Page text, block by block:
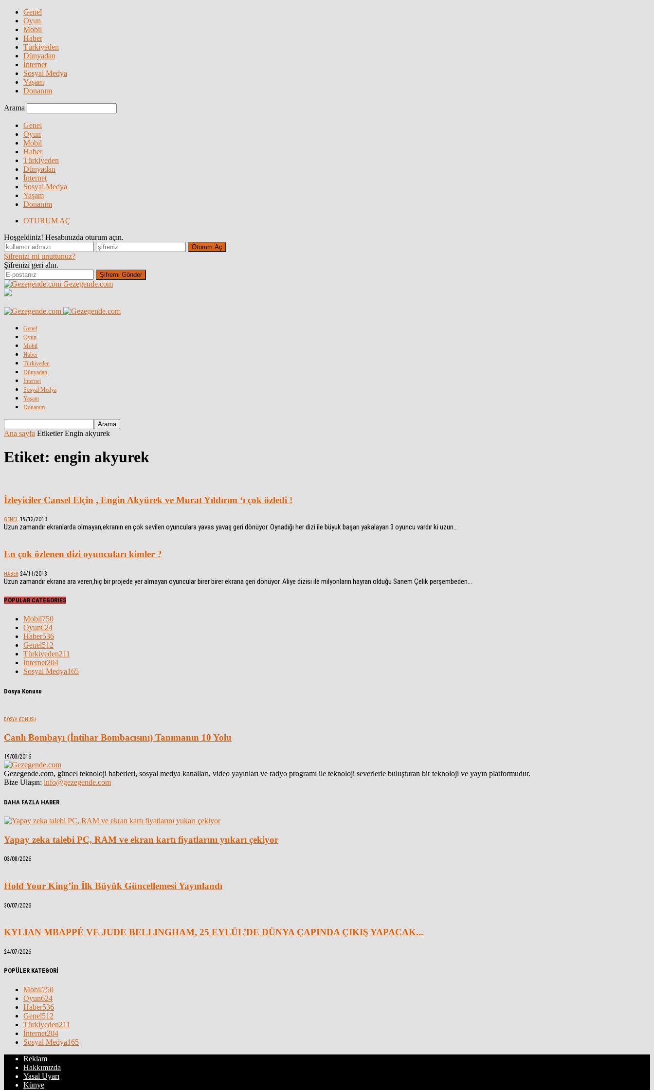
Genel
Oyun
Mobil
Haber
Türkiyeden
Dünyadan
İnternet
Sosyal Medya
Yaşam
Donanım
Arama
Genel
Oyun
Mobil
Haber
Türkiyeden
Dünyadan
İnternet
Sosyal Medya
Yaşam
Donanım
OTURUM AÇ
Hoşgeldiniz! Hesabınızda oturum açın.
Şifrenizi mi unuttunuz?
Şifrenizi geri alın.
Gezegende.com
Genel
Oyun
Mobil
Haber
Türkiyeden
Dünyadan
İnternet
Sosyal Medya
Yaşam
Donanım
Ana sayfa Etiketler Engin akyurek
Etiket: engin akyurek
İzleyiciler Cansel Elçin , Engin Akyürek ve Murat Yıldırım ‘ı çok özledi !
GENEL 19/12/2013
Uzun zamandır ekranlarda olmayan,ekranın en çok sevilen oyunculara yavas yavaş geri dönüyor. Oynadığı her dizi ile büyük başarı yakalayan 3 oyuncu vardır ki uzun...
En çok özlenen dizi oyuncuları kimler ?
HABER 24/11/2013
Uzun zamandır ekrana ara veren,hiç bir projede yer almayan oyuncular birer birer ekrana geri dönüyor. Aliye dizisi ile milyonların hayran olduğu Sanem Çelik perşembeden...
POPULAR CATEGORIES
Mobil750
Oyun624
Haber536
Genel512
Türkiyeden211
İnternet204
Sosyal Medya165
Dosya Konusu
DOSYA KONUSU
Canlı Bombayı (İntihar Bombacısını) Tanımanın 10 Yolu
19/03/2016
Gezegende.com, güncel teknoloji haberleri, sosyal medya kanalları, video yayınları ve radyo programı ile teknoloji severlerle buluşturan bir teknoloji ve yayın platformudur.
Bize Ulaşın: info@gezegende.com
DAHA FAZLA HABER
Yapay zeka talebi PC, RAM ve ekran kartı fiyatlarını yukarı çekiyor
03/08/2026
Hold Your King’in İlk Büyük Güncellemesi Yayınlandı
30/07/2026
KYLIAN MBAPPÉ VE JUDE BELLINGHAM, 25 EYLÜL’DE DÜNYA ÇAPINDA ÇIKIŞ YAPACAK...
24/07/2026
POPÜLER KATEGORİ
Mobil750
Oyun624
Haber536
Genel512
Türkiyeden211
İnternet204
Sosyal Medya165
Reklam
Hakkımızda
Yasal Uyarı
Künye